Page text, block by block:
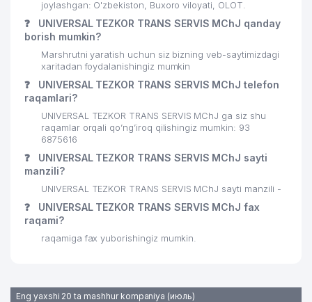
joylashgan: O'zbekiston, Buxoro viloyati, OLOT.
❓
UNIVERSAL TEZKOR TRANS SERVIS MChJ qanday
borish mumkin?
Marshrutni yaratish uchun siz bizning veb-saytimizdagi
xaritadan foydalanishingiz mumkin
❓
UNIVERSAL TEZKOR TRANS SERVIS MChJ telefon
raqamlari?
UNIVERSAL TEZKOR TRANS SERVIS MChJ ga siz shu
raqamlar orqali qo’ng’iroq qilishingiz mumkin: 93
6875616
❓
UNIVERSAL TEZKOR TRANS SERVIS MChJ sayti
manzili?
UNIVERSAL TEZKOR TRANS SERVIS MChJ sayti manzili -
❓
UNIVERSAL TEZKOR TRANS SERVIS MChJ fax
raqami?
raqamiga fax yuborishingiz mumkin.
Eng yaxshi 20 ta mashhur kompaniya (июль)